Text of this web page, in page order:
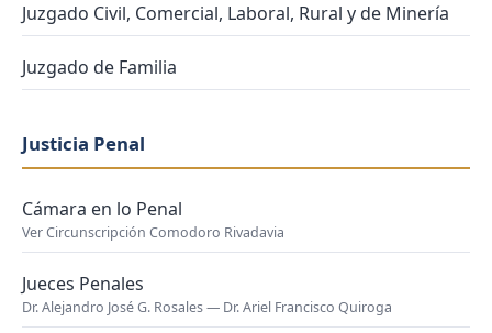
Juzgado Civil, Comercial, Laboral, Rural y de Minería
Juzgado de Familia
Justicia Penal
Cámara en lo Penal
Ver Circunscripción Comodoro Rivadavia
Jueces Penales
Dr. Alejandro José G. Rosales — Dr. Ariel Francisco Quiroga